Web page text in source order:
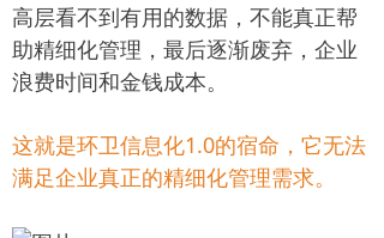
高层看不到有用的数据，不能真正帮
助精细化管理，最后逐渐废弃，企业
浪费时间和金钱成本。
这就是环卫信息化1.0的宿命，它无法
满足企业真正的精细化管理需求。